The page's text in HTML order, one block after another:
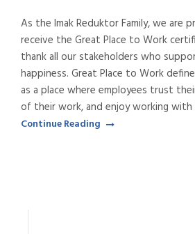
As the Imak Reduktor Family, we are
receive the Great Place to Work
thank all our stakeholders who
happiness. Great Place to Work
as a place where employees trust
of their work, and enjoy working with
Continue Reading